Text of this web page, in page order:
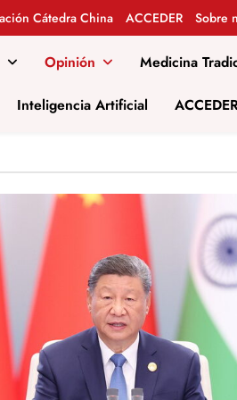
Cátedra China ACCEDER Sobre
Opinión Medicina
Inteligencia Artificial